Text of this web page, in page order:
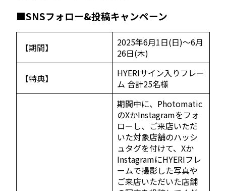
■SNSフォロー&投稿キャンペーン
【期間】
2025年6月1日(日)～6月
26日(木)
【特典】
HYERIサイン入りフレー
ム 合計25名様
期間中に、Photomatic
のXかInstagramをフォ
ローし、ご来店いただ
いた対象店舗のハッシ
ュタグを付けて、Xか
InstagramにHYERIフレ
ームで撮影した写真や
ご来店いただいた店舗